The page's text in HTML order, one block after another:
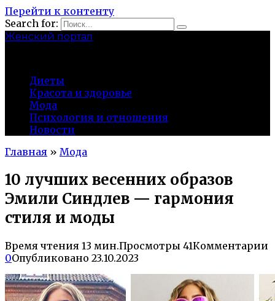
Перейти к контенту
Search for:
Женский портал
Диеты
Красота и здоровье
Мода
Психология и отношения
Новости
Главная » Мода
10 лучших весенних образов
Эмили Синдлев — гармония
стиля и моды
Время чтения 13 мин.Просмотры 41Комментарии
0Опубликовано 23.10.2023